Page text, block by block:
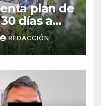
plan de
días a
para
REDACCIÓN